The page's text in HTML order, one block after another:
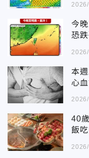
今
恐
本
心
40
飯